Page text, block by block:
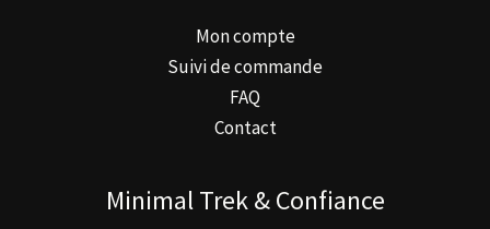
Mon compte
Suivi de commande
FAQ
Contact
Minimal Trek & Confiance